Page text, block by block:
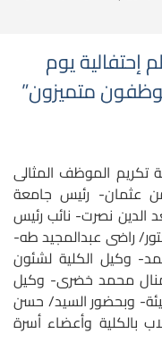
إحتفالية يوم
متميزون”
تكريم الموظف المثالى
عثمان- رئيس جامعة
نصرت- نائب رئيس
راضى عبدالمجيد طه-
وكيل الكلية لشئون
منال محمد خضرى- وكيل
وبحضور السيد/ حسن
بالكلية وأعضاء أسرة